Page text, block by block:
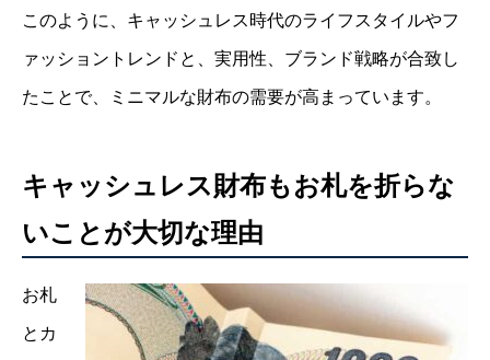
このように、キャッシュレス時代のライフスタイルやフ
ァッショントレンドと、実用性、ブランド戦略が合致し
たことで、ミニマルな財布の需要が高まっています。
キャッシュレス財布もお札を折らな
いことが大切な理由
お札
とカ